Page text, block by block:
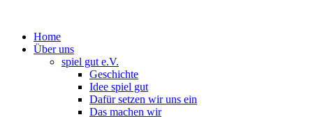
Home
Über uns
spiel gut e.V.
Geschichte
Idee spiel gut
Dafür setzen wir uns ein
Das machen wir